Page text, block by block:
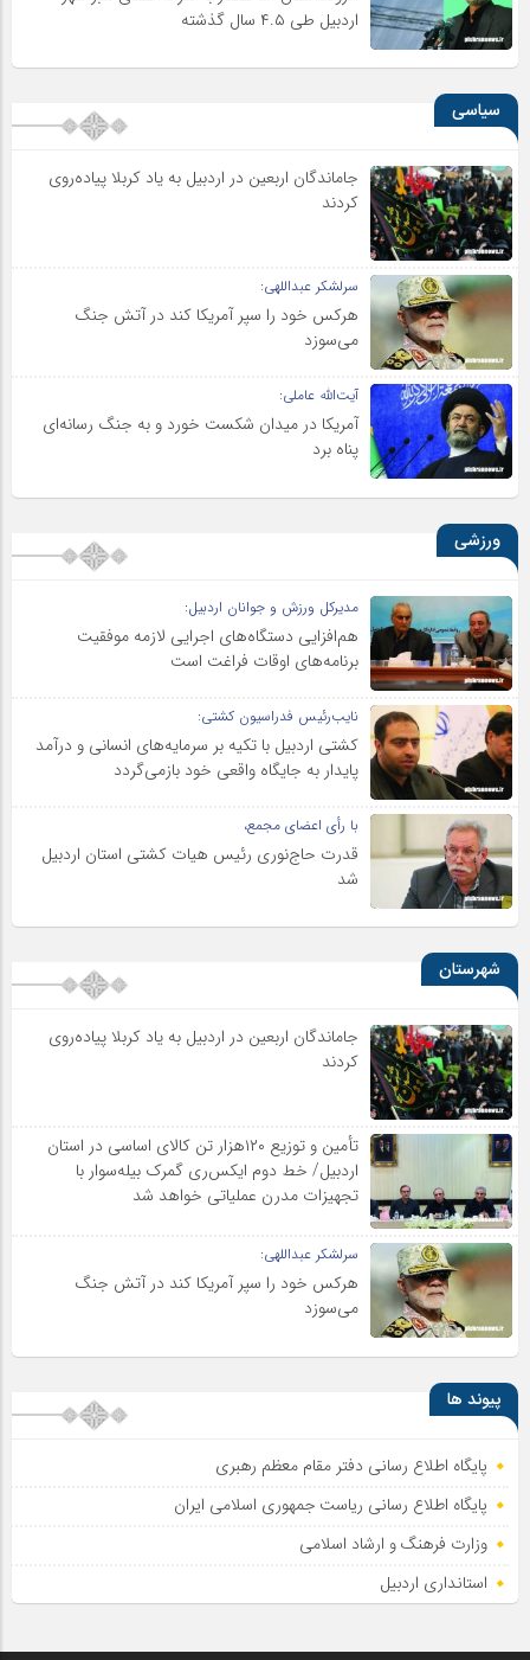
اردبیل طی ۴.۵ سال گذشته
سیاسی
جاماندگان اربعین در اردبیل به یاد کربلا پیاده‌روی
کردند
سرلشکر عبداللهی:
هرکس خود را سپر آمریکا کند در آتش جنگ
می‌سوزد
آیت‌الله عاملی:
آمریکا در میدان شکست خورد و به جنگ رسانه‌ای
پناه برد
ورزشی
مدیرکل ورزش و جوانان اردبیل:
هم‌افزایی دستگاه‌های اجرایی لازمه موفقیت
برنامه‌های اوقات فراغت است
نایب‌رئیس فدراسیون کشتی:
کشتی اردبیل با تکیه بر سرمایه‌های انسانی و درآمد
پایدار به جایگاه واقعی خود بازمی‌گردد
با رأی اعضای مجمع،
قدرت حاج‌نوری رئیس هیات کشتی استان اردبیل
شد
شهرستان
جاماندگان اربعین در اردبیل به یاد کربلا پیاده‌روی
کردند
تأمین و توزیع ۱۲۰هزار تن کالای اساسی در استان
اردبیل/ خط دوم ایکس‌ری گمرک بیله‌سوار با
تجهیزات مدرن عملیاتی خواهد شد
سرلشکر عبداللهی:
هرکس خود را سپر آمریکا کند در آتش جنگ
می‌سوزد
پیوند ها
پایگاه اطلاع رسانی دفتر مقام معظم رهبری
پایگاه اطلاع‌ رسانی ریاست‌ جمهوری اسلامی ایران
وزارت فرهنگ و ارشاد اسلامی
استانداری اردبیل